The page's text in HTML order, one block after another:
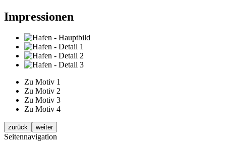
Impressionen
Zu Motiv 1
Zu Motiv 2
Zu Motiv 3
Zu Motiv 4
zurück weiter
Seitennavigation